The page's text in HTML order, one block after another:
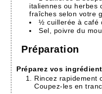
italiennes ou herbes
fraîches selon votre
½ cuillerée à café
Sel, poivre du
Préparation
Préparez vos
Rincez rapidement
Coupez-les en